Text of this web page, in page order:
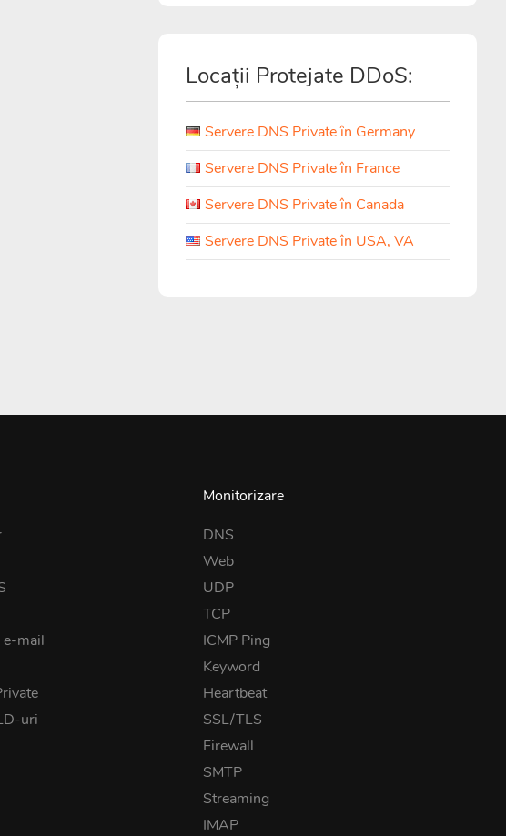
Locații Protejate DDoS:
Servere DNS Private în Germany
Servere DNS Private în France
Servere DNS Private în Canada
Servere DNS Private în USA, VA
e-mail
uri
Monitorizare
DNS
Web
UDP
TCP
ICMP Ping
Keyword
Heartbeat
SSL/TLS
Firewall
SMTP
Streaming
IMAP